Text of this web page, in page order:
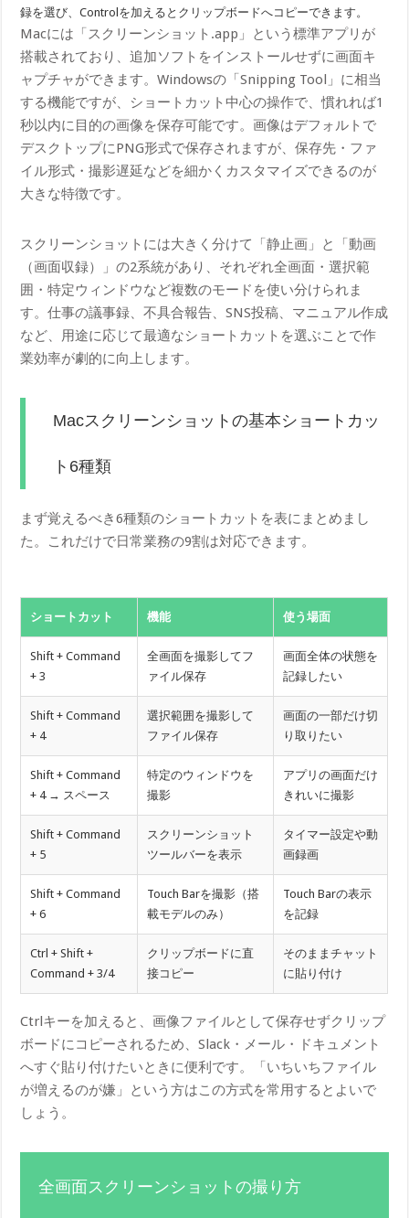
録を選び、Controlを加えるとクリップボードへコピーできます。
Macには「スクリーンショット.app」という標準アプリが
搭載されており、追加ソフトをインストールせずに画面キ
ャプチャができます。Windowsの「Snipping Tool」に相当
する機能ですが、ショートカット中心の操作で、慣れれば1
秒以内に目的の画像を保存可能です。画像はデフォルトで
デスクトップにPNG形式で保存されますが、保存先・ファ
イル形式・撮影遅延などを細かくカスタマイズできるのが
大きな特徴です。
スクリーンショットには大きく分けて「静止画」と「動画
（画面収録）」の2系統があり、それぞれ全画面・選択範
囲・特定ウィンドウなど複数のモードを使い分けられま
す。仕事の議事録、不具合報告、SNS投稿、マニュアル作成
など、用途に応じて最適なショートカットを選ぶことで作
業効率が劇的に向上します。
Macスクリーンショットの基本ショートカッ
ト6種類
まず覚えるべき6種類のショートカットを表にまとめまし
た。これだけで日常業務の9割は対応できます。
ショートカット 機能 使う場面
Shift + Command
+ 3
全画面を撮影してフ
ァイル保存
画面全体の状態を
記録したい
Shift + Command
+ 4
選択範囲を撮影して
ファイル保存
画面の一部だけ切
り取りたい
Shift + Command
+ 4 → スペース
特定のウィンドウを
撮影
アプリの画面だけ
きれいに撮影
Shift + Command
+ 5
スクリーンショット
ツールバーを表示
タイマー設定や動
画録画
Shift + Command
+ 6
Touch Barを撮影（搭
載モデルのみ）
Touch Barの表示
を記録
Ctrl + Shift +
Command + 3/4
クリップボードに直
接コピー
そのままチャット
に貼り付け
Ctrlキーを加えると、画像ファイルとして保存せずクリップ
ボードにコピーされるため、Slack・メール・ドキュメント
へすぐ貼り付けたいときに便利です。「いちいちファイル
が増えるのが嫌」という方はこの方式を常用するとよいで
しょう。
全画面スクリーンショットの撮り方